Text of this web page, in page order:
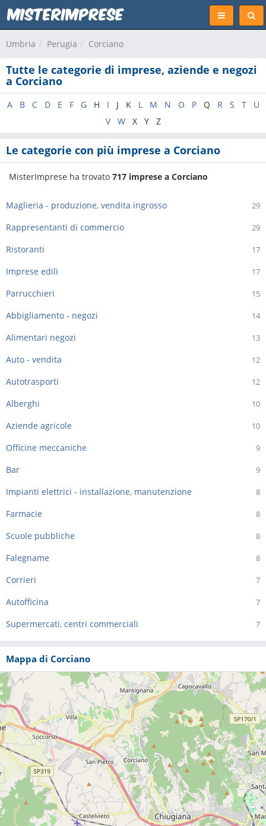
Umbria Perugia Corciano
Tutte le categorie di imprese, aziende e negozi
a Corciano
A B C D E F G H I J K L M N O P Q R S T
U
V
W X Y Z
Le categorie con più imprese a Corciano
MisterImprese ha trovato 717 imprese a Corciano
29
Maglieria - produzione, vendita ingrosso
29
Rappresentanti di commercio
17
Ristoranti
17
Imprese edili
15
Parrucchieri
14
Abbigliamento - negozi
13
Alimentari negozi
12
Auto - vendita
12
Autotrasporti
10
Alberghi
10
Aziende agricole
9
Officine meccaniche
9
Bar
8
Impianti elettrici - installazione, manutenzione
8
Farmacie
8
Scuole pubbliche
8
Falegname
7
Corrieri
7
Autofficina
7
Supermercati, centri commerciali
Mappa di Corciano